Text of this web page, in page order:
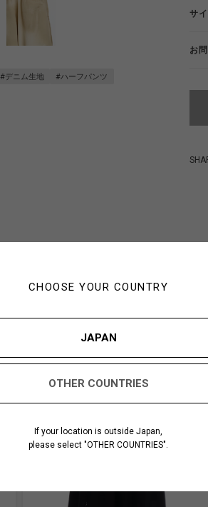
CHOOSE YOUR COUNTRY
JAPAN
OTHER COUNTRIES
If your location is outside Japan,
please select "OTHER COUNTRIES".
#デニム生地 #ハーフパンツ
サ
お